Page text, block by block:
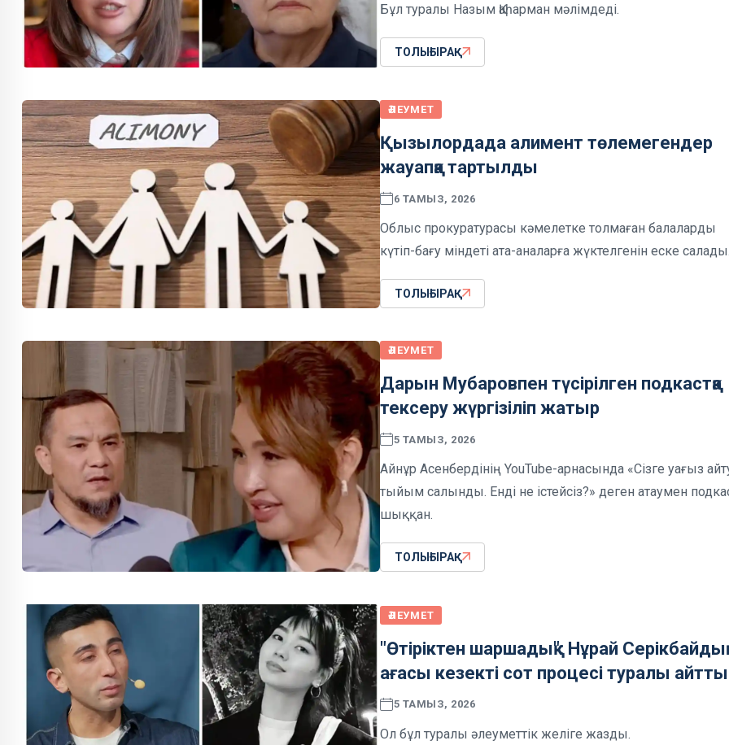
Бұл туралы Назым Қаһарман мәлімдеді.
ТОЛЫҒЫРАҚ
ӘЛЕУМЕТ
Қызылордада алимент төлемегендер
жауапқа тартылды
6 ТАМЫЗ, 2026
Облыс прокуратурасы кәмелетке толмаған балаларды
күтіп-бағу міндеті ата-аналарға жүктелгенін еске
ТОЛЫҒЫРАҚ
ӘЛЕУМЕТ
Дарын Мубаровпен түсірілген подкастқа
тексеру жүргізіліп жатыр
5 ТАМЫЗ, 2026
Айнұр Асенбердінің YouTube-арнасында «Сізге уағыз
тыйым салынды. Енді не істейсіз?» деген атаумен
шыққан.
ТОЛЫҒЫРАҚ
ӘЛЕУМЕТ
"Өтіріктен шаршадық": Нұрай
ағасы кезекті сот процесі туралы айтты
5 ТАМЫЗ, 2026
Ол бұл туралы әлеуметтік желіге жазды.